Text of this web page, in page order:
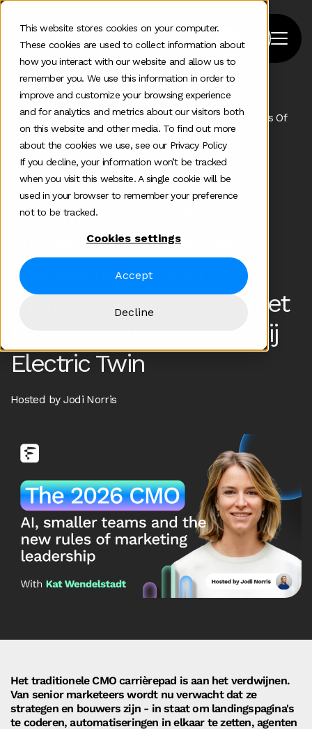
This website stores cookies on your computer.
These cookies are used to collect information about
how you interact with our website and allow us to
remember you. We use this information in order to
improve and customize your browsing experience
and for analytics and metrics about our visitors both
on this website and other media. To find out more
about the cookies we use, see our Privacy Policy
If you decline, your information won’t be tracked
when you visit this website. A single cookie will be
used in your browser to remember your preference
not to be tracked.
Cookies settings
Accept
Decline
Home
The 2026 Cmo Ai Smaller Teams And The New Rules Of
Marketing Leadership
#183mei 19 2026
De CMO van 2026: AI,
kleinere teams en de
nieuwe regels voor
marketingleiderschap, met
Kat Wendelstadt, CMO bij
Electric Twin
Hosted by Jodi Norris
Het traditionele CMO carrièrepad is aan het verdwijnen.
Van senior marketeers wordt nu verwacht dat ze
strategen en bouwers zijn - in staat om landingspagina's
te coderen, automatiseringen in elkaar te zetten, agenten